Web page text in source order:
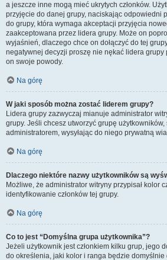
a jeszcze inne mogą mieć ukrytych członków.
przyjęcie do danej grupy, naciskając odpowiedni
do grupy, która wymaga akceptacji przyjęcia
zaakceptowana przez lidera grupy. Może on
wyjaśnień, dlaczego chce on dołączyć do tej
negatywnej decyzji proszę nie nękać lidera grupy
on swoje powody.
Na górę
W jaki sposób można zostać liderem grupy?
Lidera grupy zazwyczaj mianuje administrator
grupy. Jeśli chcesz utworzyć grupę użytkowników,
administratorem, wysyłając do niego prywatną
Na górę
Dlaczego niektóre nazwy użytkowników są
Możliwe, że administrator witryny przypisał kolor
identyfikowanie członków tej grupy.
Na górę
Co to jest “Domyślna grupa użytkownika”?
Jeżeli użytkownik jest członkiem kilku grup, jego
do określenia, jaki kolor i ranga będzie